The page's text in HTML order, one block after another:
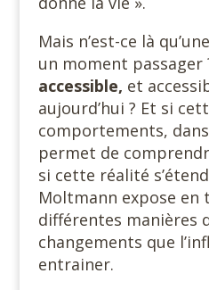
Mais n’est-ce là
un moment passager
accessible, et
aujourd’hui ? Et si
comportements,
permet de
si cette réalité
Moltmann expose en
différentes manières
changements que
entrainer.